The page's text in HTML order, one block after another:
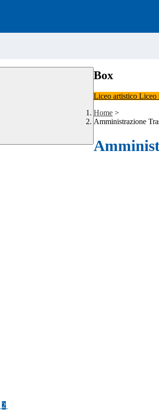
Box
Liceo artistico Liceo
Home >
Amministrazione
2